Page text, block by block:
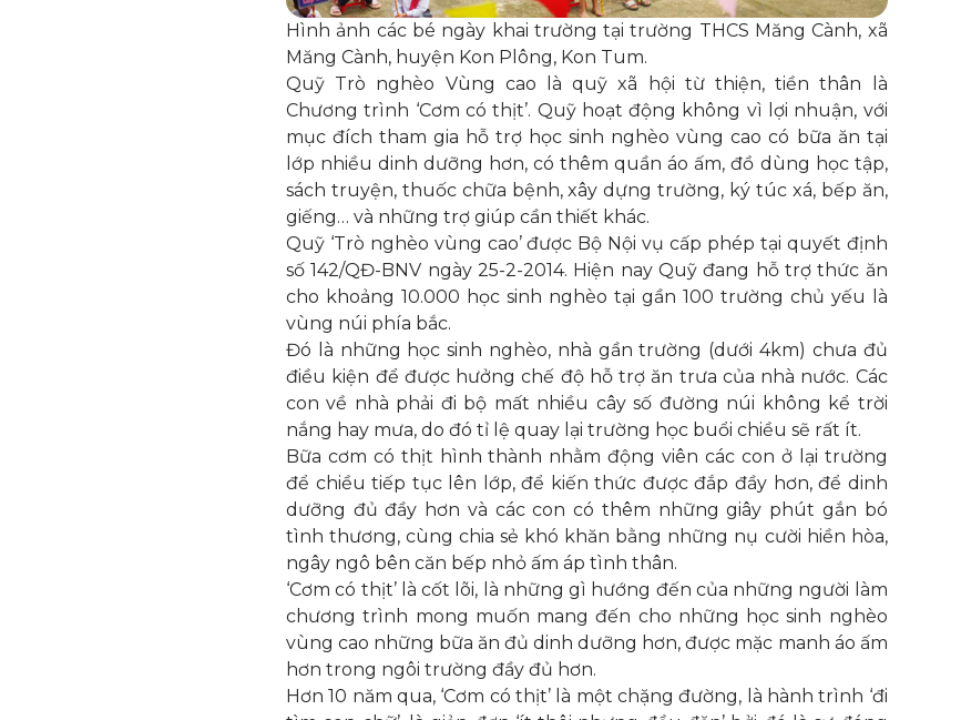
Hình ảnh các bé ngày khai trường tại trường THCS Măng Cành, xã
Măng Cành, huyện Kon Plông, Kon Tum.
Quỹ Trò nghèo Vùng cao là quỹ xã hội từ thiện, tiền thân là
Chương trình ‘Cơm có thịt’. Quỹ hoạt động không vì lợi nhuận, với
mục đích tham gia hỗ trợ học sinh nghèo vùng cao có bữa ăn tại
lớp nhiều dinh dưỡng hơn, có thêm quần áo ấm, đồ dùng học tập,
sách truyện, thuốc chữa bệnh, xây dựng trường, ký túc xá, bếp ăn,
giếng… và những trợ giúp cần thiết khác.
Quỹ ‘Trò nghèo vùng cao’ được Bộ Nội vụ cấp phép tại quyết định
số 142/QĐ-BNV ngày 25-2-2014. Hiện nay Quỹ đang hỗ trợ thức ăn
cho khoảng 10.000 học sinh nghèo tại gần 100 trường chủ yếu là
vùng núi phía bắc.
Đó là những học sinh nghèo, nhà gần trường (dưới 4km) chưa đủ
điều kiện để được hưởng chế độ hỗ trợ ăn trưa của nhà nước. Các
con về nhà phải đi bộ mất nhiều cây số đường núi không kể trời
nắng hay mưa, do đó tỉ lệ quay lại trường học buổi chiều sẽ rất ít.
Bữa cơm có thịt hình thành nhằm động viên các con ở lại trường
để chiều tiếp tục lên lớp, để kiến thức được đắp đầy hơn, để dinh
dưỡng đủ đầy hơn và các con có thêm những giây phút gắn bó
tình thương, cùng chia sẻ khó khăn bằng những nụ cười hiền hòa,
ngây ngô bên căn bếp nhỏ ấm áp tình thân.
‘Cơm có thịt’ là cốt lõi, là những gì hướng đến của những người làm
chương trình mong muốn mang đến cho những học sinh nghèo
vùng cao những bữa ăn đủ dinh dưỡng hơn, được mặc manh áo ấm
hơn trong ngôi trường đầy đủ hơn.
Hơn 10 năm qua, ‘Cơm có thịt’ là một chặng đường, là hành trình ‘đi